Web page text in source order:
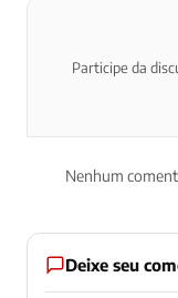
Participe da
Nenhum
Deixe seu